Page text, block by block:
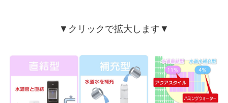
▼クリックで拡大します▼